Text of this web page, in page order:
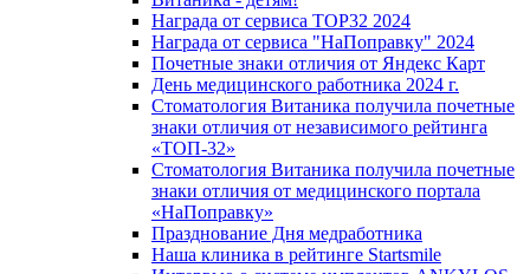
Награда от сервиса TOP32 2024
Награда от сервиса "НаПоправку" 2024
Почетные знаки отличия от Яндекс Карт
День медицинского работника 2024 г.
Стоматология Витаника получила почетные
знаки отличия от независимого рейтинга
«ТОП-32»
Стоматология Витаника получила почетные
знаки отличия от медицинского портала
«НаПоправку»
Празднование Дня медработника
Наша клиника в рейтинге Startsmile